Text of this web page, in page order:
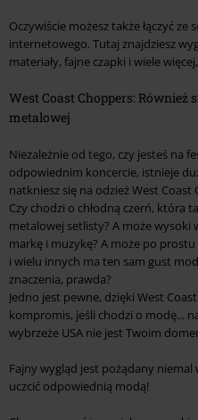
Oczywiście możesz także łączyć
internetowego. Tutaj znajdziesz
materiały, fajne czapki i wiele
West Coast Choppers: Również
metalowej
Niezależnie od tego, czy jesteś na
odpowiednim koncercie, istnieje
natkniesz się na odzież West Coast
Czy chodzi o chłodną czerń, która
metalowej setlisty? A może wysoki
markę i muzykę? A może po
i wielu innych ma ten sam gust
znaczenia, prawda?
Jedno jest pewne, dzięki West
kompromis, jeśli chodzi o modę...
wybrzeże USA nie jest Twoim
Fajny wygląd jest pożądany niemal
uczcić odpowiednią modą!